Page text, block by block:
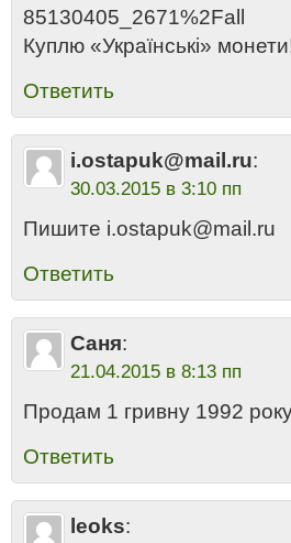
85130405_2671%2Fall
Куплю «Українські»
Ответить
i.ostapuk@mail.ru:
30.03.2015 в 3:10 пп
Пишите i.ostapuk@mail.ru
Ответить
Саня:
21.04.2015 в 8:13 пп
Продам 1 гривну 1992
Ответить
leoks: